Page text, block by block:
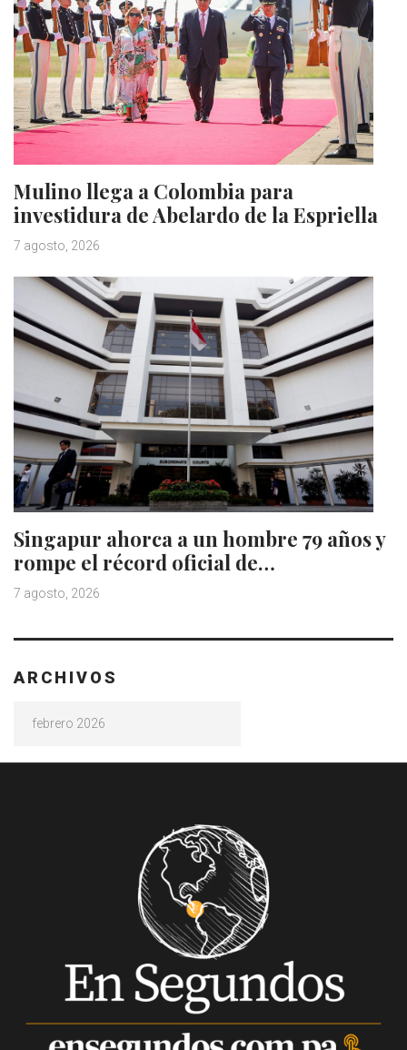
Mulino llega a Colombia para
investidura de Abelardo de la Espriella
7 agosto, 2026
Singapur ahorca a un hombre 79 años y
rompe el récord oficial de…
7 agosto, 2026
ARCHIVOS